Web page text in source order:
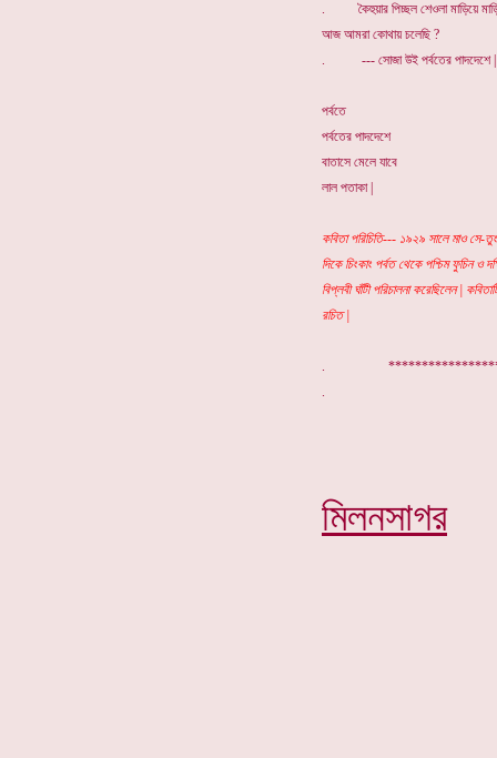
. কৈহুয়ার পিচ্ছল শেওলা মাড়িয়ে
আজ আমরা কোথায় চলেছি ?
. --- সোজা উই পর্বতের পাদদেশে |
পর্বতে
পর্বতের পাদদেশে
বাতাসে মেলে যাবে
লাল পতাকা |
কবিতা পরিচিতি--- ১৯২৯ সালে মাও সে-তুং
দিকে চিংকাং পর্বত থেকে পশ্চিম ফুচিন ও
বিপ্লবী ঘাঁটী পরিচালনা করেছিলেন |
রচিত |
.
মিলনসাগর